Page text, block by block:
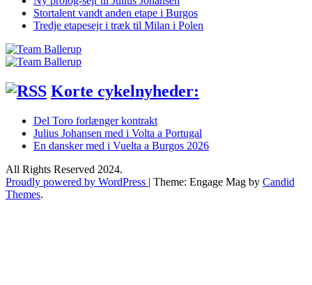
Stortalent vandt anden etape i Burgos
Tredje etapesejr i træk til Milan i Polen
Korte cykelnyheder:
Del Toro forlænger kontrakt
Julius Johansen med i Volta a Portugal
En dansker med i Vuelta a Burgos 2026
All Rights Reserved 2024.
Proudly powered by WordPress | Theme: Engage Mag by Candid
Themes.